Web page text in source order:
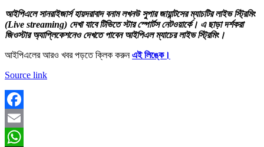
আইপিএলে সানরাইজার্স হায়দরাবাদ বনাম লখনউ সুপার জায়ান্টসের ম্যাচটির লাইভ স্ট্রিমিং
(Live streaming) দেখা যাবে টিভিতে স্টার স্পোর্টস নেটওয়ার্কে। এ ছাড়া দর্শকরা
জিওস্টার অ্যাপ্লিকেশনেও দেখতে পাবেন আইপিএল ম্যাচের লাইভ স্ট্রিমিং।
আইপিএলের আরও খবর পড়তে ক্লিক করুনএই লিঙ্কে।
Source link
Facebook
Email